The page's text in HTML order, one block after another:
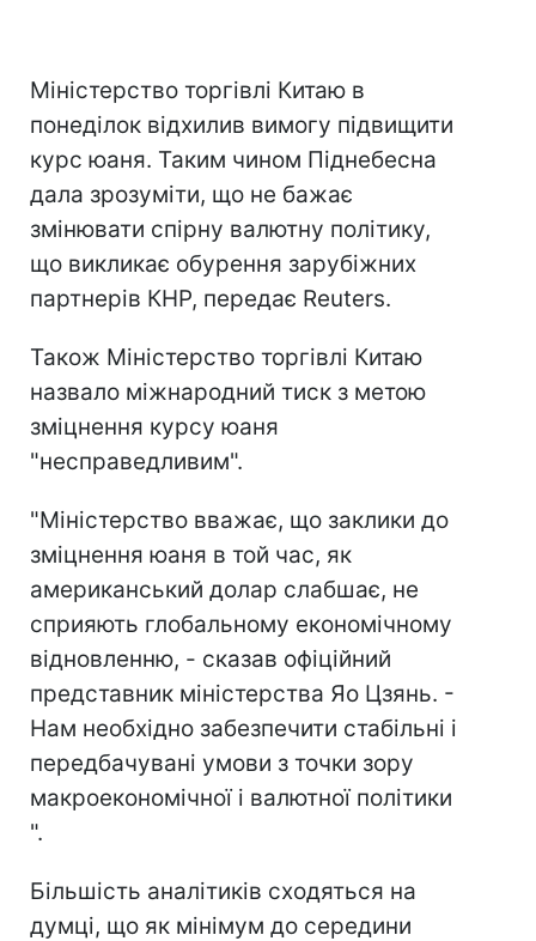
Міністерство торгівлі Китаю в
понеділок відхилив вимогу підвищити
курс юаня. Таким чином Піднебесна
дала зрозуміти, що не бажає
змінювати спірну валютну політику,
що викликає обурення зарубіжних
партнерів КНР, передає Reuters.
Також Міністерство торгівлі Китаю
назвало міжнародний тиск з метою
зміцнення курсу юаня
"несправедливим".
"Міністерство вважає, що заклики до
зміцнення юаня в той час, як
американський долар слабшає, не
сприяють глобальному економічному
відновленню, - сказав офіційний
представник міністерства Яо Цзянь. -
Нам необхідно забезпечити стабільні і
передбачувані умови з точки зору
макроекономічної і валютної політики
".
Більшість аналітиків сходяться на
думці, що як мінімум до середини